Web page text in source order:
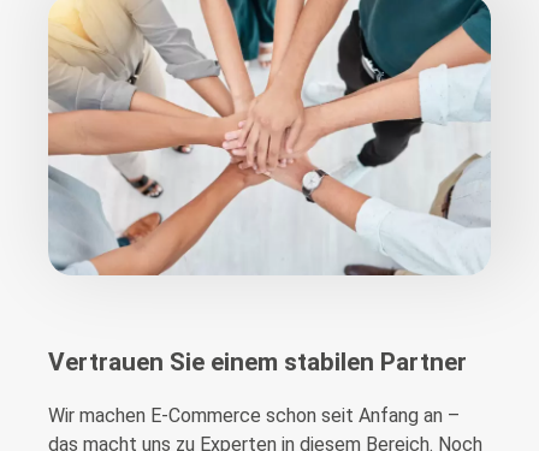
Vertrauen Sie einem stabilen Partner
Wir machen E-Commerce schon seit Anfang an –
das macht uns zu Experten in diesem Bereich. Noch